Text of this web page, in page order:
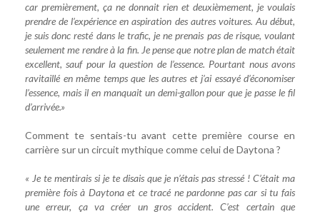
car premièrement, ça ne donnait rien et deuxièmement, je voulais
prendre de l’expérience en aspiration des autres voitures. Au début,
je suis donc resté dans le trafic, je ne prenais pas de risque, voulant
seulement me rendre à la fin. Je pense que notre plan de match était
excellent, sauf pour la question de l’essence. Pourtant nous avons
ravitaillé en même temps que les autres et j’ai essayé d’économiser
l’essence, mais il en manquait un demi-gallon pour que je passe le fil
d’arrivée.»
Comment te sentais-tu avant cette première course en
carrière sur un circuit mythique comme celui de Daytona ?
« Je te mentirais si je te disais que je n’étais pas stressé ! C’était ma
première fois à Daytona et ce tracé ne pardonne pas car si tu fais
une erreur, ça va créer un gros accident. C’est certain que